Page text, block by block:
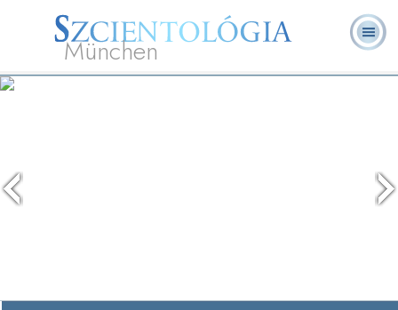
München
L. Ron Hubbard